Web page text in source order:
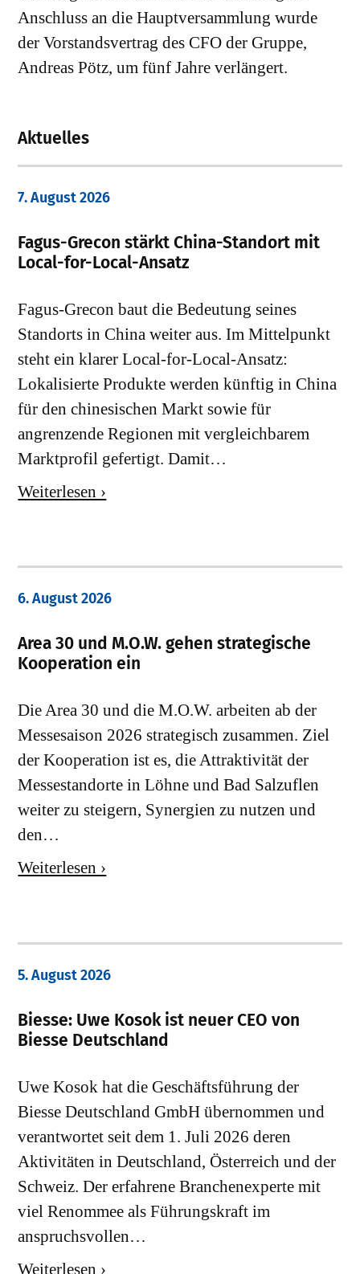
Anschluss an die Hauptversammlung wurde
der Vorstandsvertrag des CFO der Gruppe,
Andreas Pötz, um fünf Jahre verlängert.
Aktuelles
7. August 2026
Fagus-Grecon stärkt China-Standort mit
Local-for-Local-Ansatz
Fagus-Grecon baut die Bedeutung seines
Standorts in China weiter aus. Im Mittelpunkt
steht ein klarer Local-for-Local-Ansatz:
Lokalisierte Produkte werden künftig in China
für den chinesischen Markt sowie für
angrenzende Regionen mit vergleichbarem
Marktprofil gefertigt. Damit…
Weiterlesen ›
6. August 2026
Area 30 und M.O.W. gehen strategische
Kooperation ein
Die Area 30 und die M.O.W. arbeiten ab der
Messesaison 2026 strategisch zusammen. Ziel
der Kooperation ist es, die Attraktivität der
Messestandorte in Löhne und Bad Salzuflen
weiter zu steigern, Synergien zu nutzen und
den…
Weiterlesen ›
5. August 2026
Biesse: Uwe Kosok ist neuer CEO von
Biesse Deutschland
Uwe Kosok hat die Geschäftsführung der
Biesse Deutschland GmbH übernommen und
verantwortet seit dem 1. Juli 2026 deren
Aktivitäten in Deutschland, Österreich und der
Schweiz. Der erfahrene Branchenexperte mit
viel Renommee als Führungskraft im
anspruchsvollen…
Weiterlesen ›